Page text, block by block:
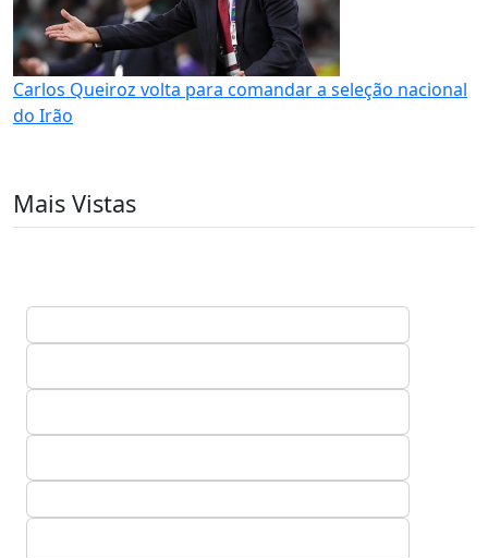
Carlos Queiroz volta para comandar a seleção nacional
do Irão
Mais Vistas